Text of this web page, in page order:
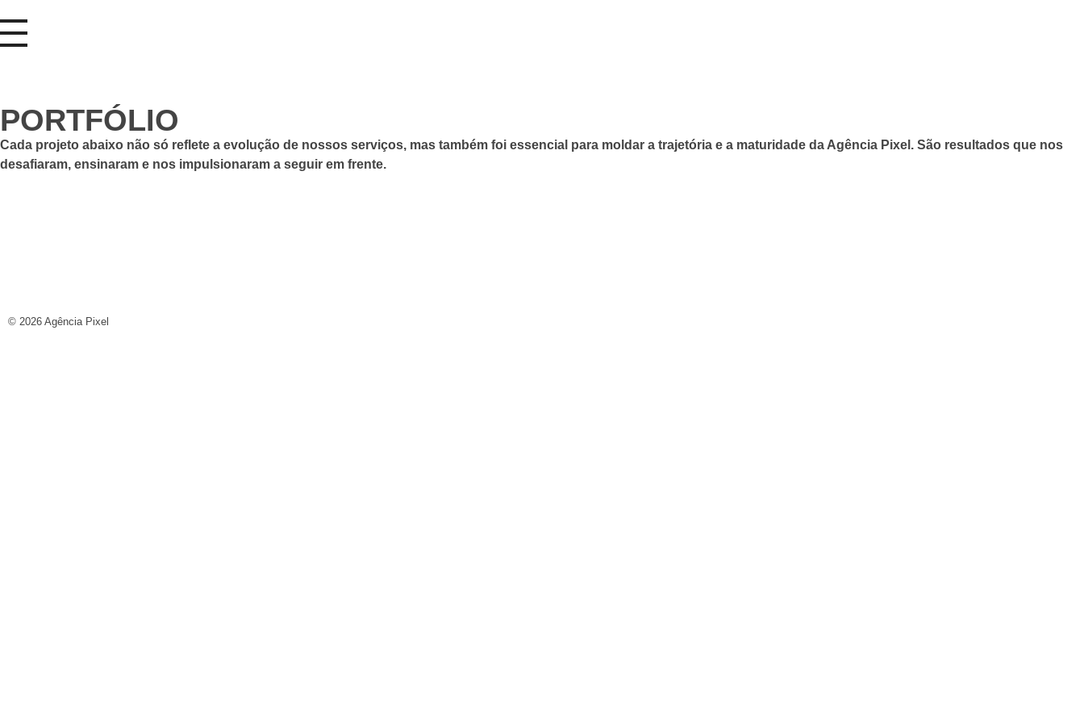
Pixel
A Pixel é especialista na criação de sites e landing pages estratégicas, focadas em conversão e performance.
PORTFÓLIO
Cada projeto abaixo não só reflete a evolução de nossos serviços, mas também foi essencial para moldar a trajetória e a maturidade da Agência Pixel. São resultados que nos
desafiaram, ensinaram e nos impulsionaram a seguir em frente.
© 2026 Agência Pixel